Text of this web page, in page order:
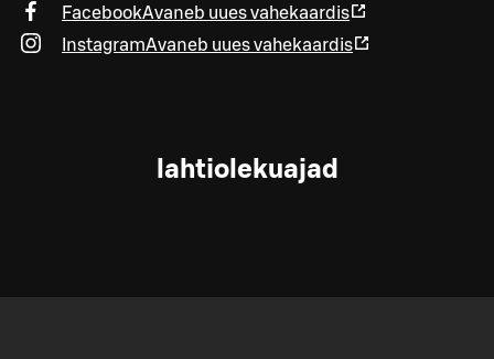
FacebookAvaneb uues vahekaardis
InstagramAvaneb uues vahekaardis
lahtiolekuajad